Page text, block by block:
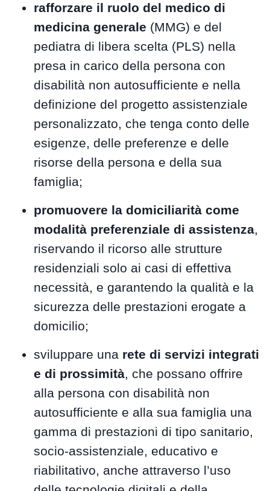
rafforzare il ruolo del medico di
medicina generale (MMG) e del
pediatra di libera scelta (PLS) nella
presa in carico della persona con
disabilità non autosufficiente e nella
definizione del progetto assistenziale
personalizzato, che tenga conto delle
esigenze, delle preferenze e delle
risorse della persona e della sua
famiglia;
promuovere la domiciliarità come
modalità preferenziale di assistenza,
riservando il ricorso alle strutture
residenziali solo ai casi di effettiva
necessità, e garantendo la qualità e la
sicurezza delle prestazioni erogate a
domicilio;
sviluppare una rete di servizi integrati
e di prossimità , che possano offrire
alla persona con disabilità non
autosufficiente e alla sua famiglia una
gamma di prestazioni di tipo sanitario,
socio-assistenziale, educativo e
riabilitativo, anche attraverso l’uso